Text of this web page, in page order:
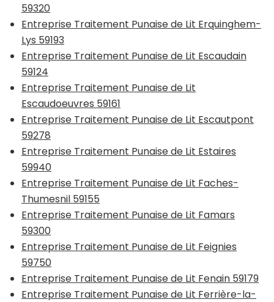
59320
Entreprise Traitement Punaise de Lit Erquinghem-
Lys 59193
Entreprise Traitement Punaise de Lit Escaudain
59124
Entreprise Traitement Punaise de Lit
Escaudoeuvres 59161
Entreprise Traitement Punaise de Lit Escautpont
59278
Entreprise Traitement Punaise de Lit Estaires
59940
Entreprise Traitement Punaise de Lit Faches-
Thumesnil 59155
Entreprise Traitement Punaise de Lit Famars
59300
Entreprise Traitement Punaise de Lit Feignies
59750
Entreprise Traitement Punaise de Lit Fenain 59179
Entreprise Traitement Punaise de Lit Ferrière-la-